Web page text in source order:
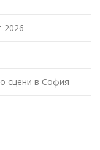
2026
сцени в София